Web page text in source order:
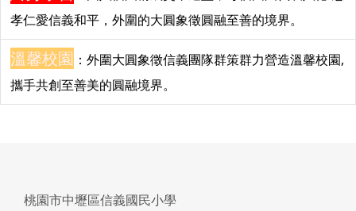
孝仁愛信義和平，外圍的大圓象徵圓融至善的境界。
溫馨校園 ：外圍大圓象徵信義團隊群策群力營造溫馨校園,
攜手共創至善美的圓融境界。
桃園市中壢區信義國民小學